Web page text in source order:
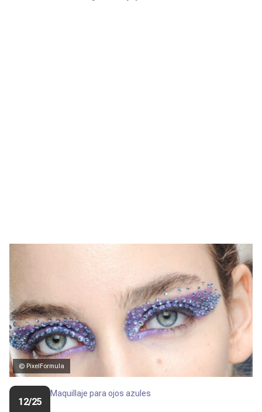
© PixelFormula
12/25
Maquillaje para ojos azules